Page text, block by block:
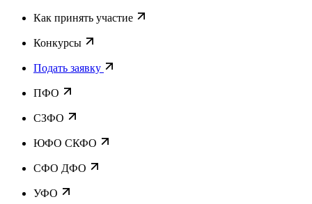
Как принять участие
Конкурсы
Подать заявку
ПФО
СЗФО
ЮФО СКФО
CФО ДФО
УФО